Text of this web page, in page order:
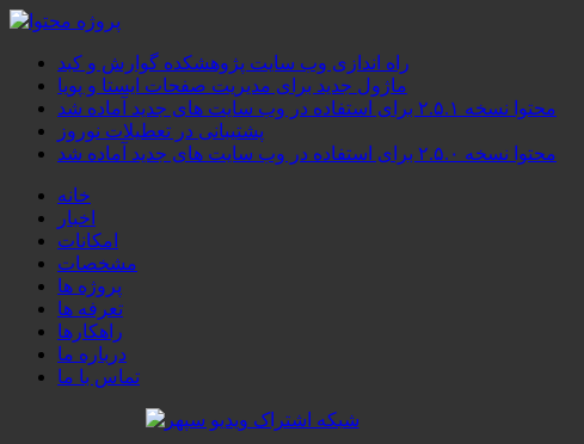
راه اندازی وب سایت پژوهشکده گوارش و کبد
ماژول جدید برای مدیریت صفحات ایستا و پویا
محتوا نسخه ۲.۵.۱ برای استفاده در وب سایت های جدید آماده شد
پشتیبانی در تعطیلات نوروز
محتوا نسخه ۲.۵.۰ برای استفاده در وب سایت های جدید آماده شد
خانه
اخبار
امکانات
مشخصات
پروژه ها
تعرفه ها
راهکارها
درباره ما
تماس با ما